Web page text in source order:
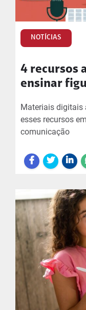
NOTÍCIAS
4 recursos
ensinar
Materiais digitais
esses recursos
comunicação